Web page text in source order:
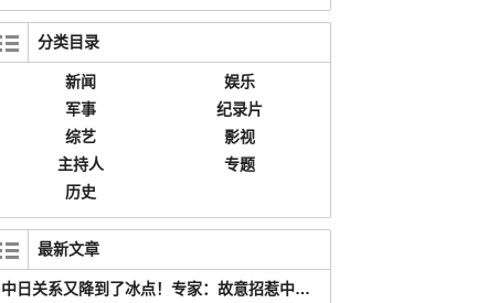
分类目录
新闻
娱乐
军事
纪录片
综艺
影视
主持人
专题
历史
最新文章
中日关系又降到了冰点！专家：故意招惹中国，其实别有用心